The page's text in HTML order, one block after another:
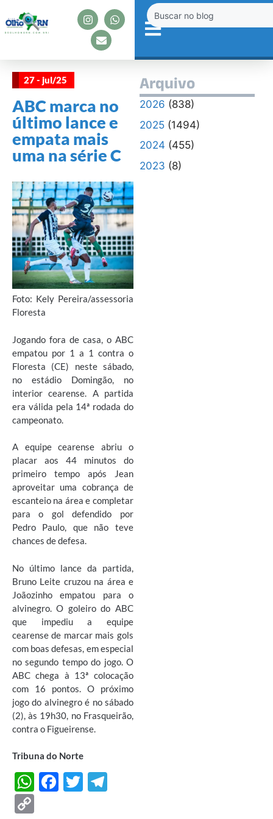
27 - jul/25
ABC marca no
último lance e
empata mais
uma na série C
Foto: Kely Pereira/assessoria
Floresta
Jogando fora de casa, o ABC
empatou por 1 a 1 contra o
Floresta (CE) neste sábado,
no estádio Domingão, no
interior cearense. A partida
era válida pela 14ª rodada do
campeonato.
A equipe cearense abriu o
placar aos 44 minutos do
primeiro tempo após Jean
aproveitar uma cobrança de
escanteio na área e completar
para o gol defendido por
Pedro Paulo, que não teve
chances de defesa.
No último lance da partida,
Bruno Leite cruzou na área e
Joãozinho empatou para o
alvinegro. O goleiro do ABC
que impediu a equipe
cearense de marcar mais gols
com boas defesas, em especial
no segundo tempo do jogo. O
ABC chega à 13ª colocação
com 16 pontos. O próximo
jogo do alvinegro é no sábado
(2), às 19h30, no Frasqueirão,
contra o Figueirense.
Tribuna do Norte
W F
T
Arquivo
2026 (838)
2025(1494)
2024 (455)
2023 (8)